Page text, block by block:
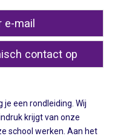
e-mail
contact op
een rondleiding. Wij
krijgt van onze
school werken. Aan het